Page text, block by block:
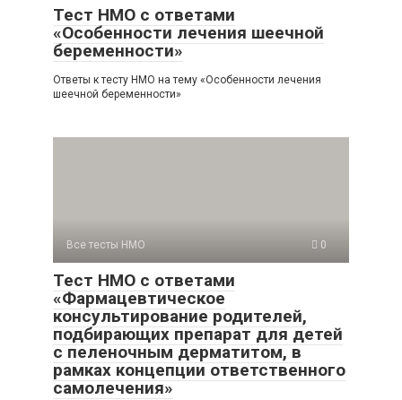
Тест НМО с ответами
«Особенности лечения шеечной
беременности»
Ответы к тесту НМО на тему «Особенности лечения
шеечной беременности»
Все тесты НМО 0
Тест НМО с ответами
«Фармацевтическое
консультирование родителей,
подбирающих препарат для детей
с пеленочным дерматитом, в
рамках концепции ответственного
самолечения»